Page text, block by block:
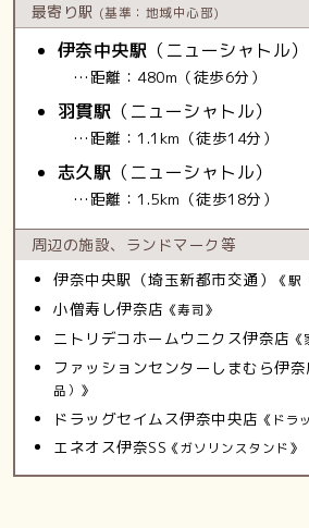
最寄り駅 (基準：地域中心部)
伊奈中央駅 （ニューシャトル）
…距離：480m（徒歩6分）
羽貫駅 （ニューシャトル）
…距離：1.1km（徒歩14分）
志久駅 （ニューシャトル）
…距離：1.5km（徒歩18分）
周辺の施設、 ランドマーク等
伊奈中央駅（埼玉新都市交通）
《駅
小僧寿し伊奈店 《寿司》
ニトリデコホームウニクス伊奈店
ファッションセンターしまむら伊奈
品）》
ドラッグセイムス伊奈中央店 《ドラ
エネオス伊奈SS 《ガソリンスタンド》